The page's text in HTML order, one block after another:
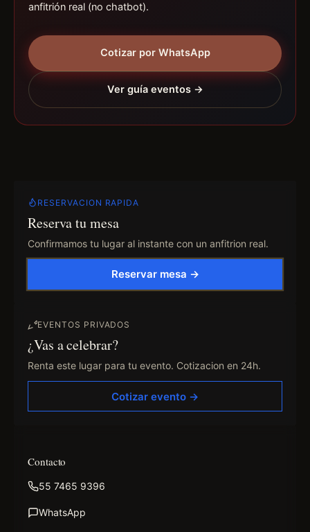
anfitrión real (no chatbot).
Cotizar por WhatsApp
Ver guía eventos →
RESERVACION RAPIDA
Reserva tu mesa
Confirmamos tu lugar al instante con un anfitrion real.
Reservar mesa →
EVENTOS PRIVADOS
¿Vas a celebrar?
Renta este lugar para tu evento. Cotizacion en 24h.
Cotizar evento →
Contacto
55 7465 9396
WhatsApp